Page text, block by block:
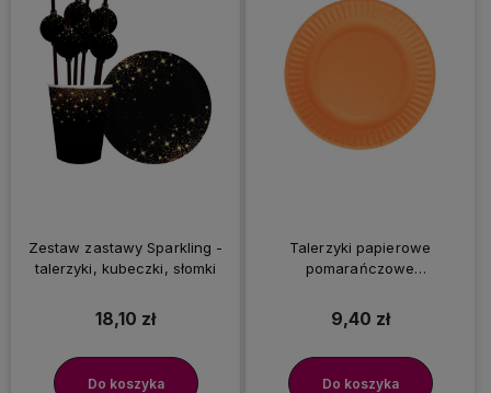
Zestaw zastawy Sparkling -
talerzyki, kubeczki, słomki
18,10 zł
Do koszyka
Talerzyki papierowe
pomarańczowe
9,40 zł
Do koszyka